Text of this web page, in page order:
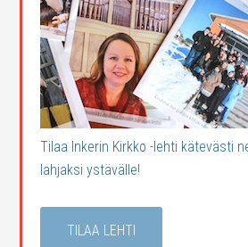
Tilaa Inkerin Kirkko -lehti kätevästi
lahjaksi ystävälle!
TILAA LEHTI